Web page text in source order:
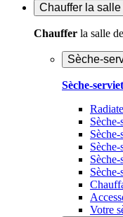
Chauffer la
Chauffer la salle
Sèche-
Sèche-
Sèche-
Votre